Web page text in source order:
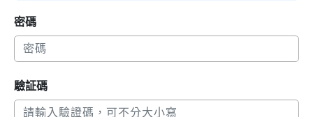
密碼
驗証碼